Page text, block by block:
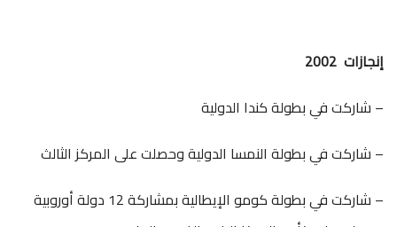
إنجازات 2002
– شاركت في بطولة كندا الدولية
– شاركت في بطولة النمسا الدولية وحصلت على المركز الثالث
– شاركت في بطولة كومو الإيطالية بمشاركة 12 دولة أوروبية